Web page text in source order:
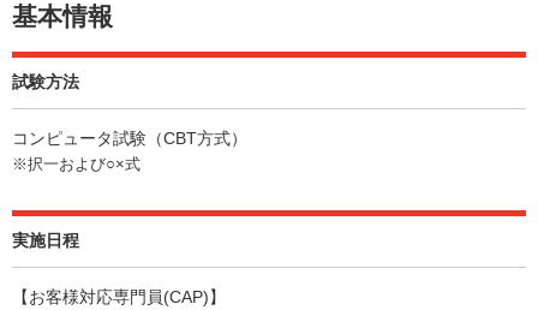
基本情報
試験方法
コンピュータ試験（CBT方式）
※択一および○×式
実施日程
【お客様対応専門員(CAP)】